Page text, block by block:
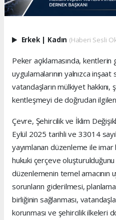
Erkek Kadın (Haberi Sesli
Peker açıklamasında,
uygulamalarının yalnızca
vatandaşların mülkiyet
kentleşmeyi de doğrudan
Çevre, Şehircilik ve İklim
Eylül 2025 tarihli ve 33014
yayımlanan düzenleme ile imar
hukuki çerçeve
düzenlemenin temel amacının
sorunların giderilmesi,
birliğinin sağlanması,
korunması ve şehircilik ilkeleri